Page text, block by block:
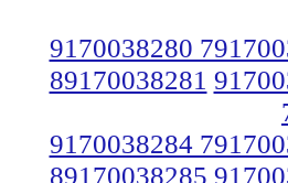
9170038280
89170038281
9170038284
89170038285